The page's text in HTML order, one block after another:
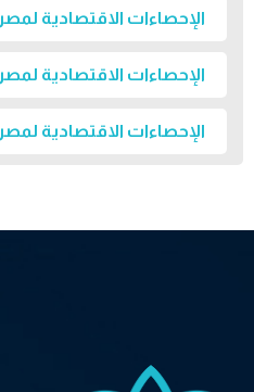
الإحصاءات الاقتصادية لمصر 2023
الإحصاءات الاقتصادية لمصر 2022
الإحصاءات الاقتصادية لمصر 2021